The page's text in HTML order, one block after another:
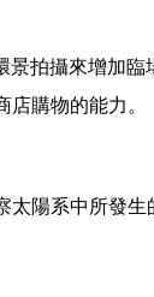
拍攝來增加
購物的能力。
陽系中所發